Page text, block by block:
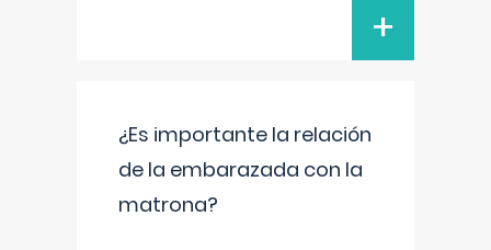
+
¿Es importante la relación
de la embarazada con la
matrona?